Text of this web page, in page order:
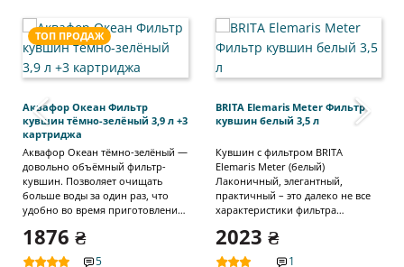
Аквафор Океан Фильтр
кувшин тёмно-зелёный 3,9 л +3
картриджа
Аквафор Океан тёмно-зелёный —
довольно объёмный фильтр-
кувшин. Позволяет очищать
больше воды за один раз, что
удобно во время приготовления
предназначена для получения
питьевой воды премиум класса.
1876 ₴
5
ТОП ПРОДАЖ
BRITA Elemaris Meter Фильтр
кувшин белый 3,5 л
Кувшин с фильтром BRITA
Elemaris Meter (белый)
Лаконичный, элегантный,
практичный – это далеко не все
характеристики фильтра
кувшин для очистки воды
(модель Elemaris Meter) выполнен
2023 ₴
1
‹ ›